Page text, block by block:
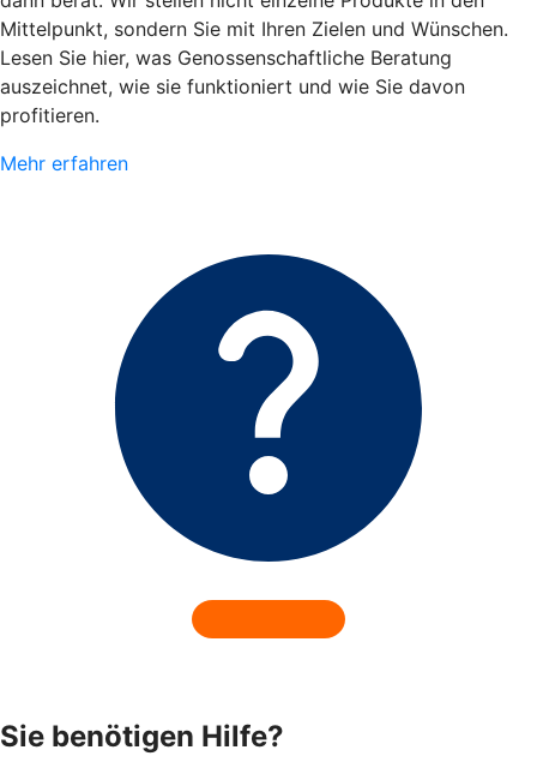
Mittelpunkt, sondern Sie mit Ihren Zielen und Wünschen.
Lesen Sie hier, was Genossenschaftliche Beratung
auszeichnet, wie sie funktioniert und wie Sie davon
profitieren.
Mehr erfahren
Sie benötigen Hilfe?